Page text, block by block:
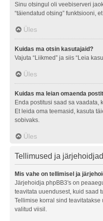
Sinu otsingul oli veebiserveri
“täiendatud otsing” funktsiooni,
Üles
Kuidas ma otsin kasutajaid?
Vajuta “Liikmed” ja siis “Leia
Üles
Kuidas ma leian omaenda
Enda postitusi saad sa vaadata,
Et leida oma teemasid, kasuta
sobivaks.
Üles
Tellimused ja järjehoidjad
Mis vahe on tellimisel ja
Järjehoidja phpBB3's on
teavitata uuendusest, kuid saad
Tellimise korral sind
valitud viisil.